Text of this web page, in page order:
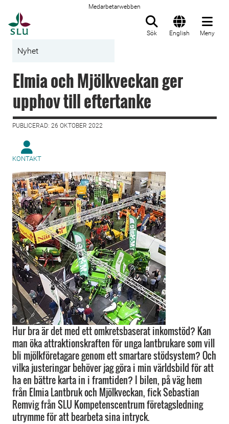
Medarbetarwebben
Sök English Meny
Nyhet
Elmia och Mjölkveckan ger
upphov till eftertanke
PUBLICERAD: 26 OKTOBER 2022
KONTAKT
Hur bra är det med ett omkretsbaserat inkomstöd? Kan
man öka attraktionskraften för unga lantbrukare som vill
bli mjölkföretagare genom ett smartare stödsystem? Och
vilka justeringar behöver jag göra i min världsbild för att
ha en bättre karta in i framtiden? I bilen, på väg hem
från Elmia Lantbruk och Mjölkveckan, fick Sebastian
Remvig från SLU Kompetenscentrum företagsledning
utrymme för att bearbeta sina intryck.